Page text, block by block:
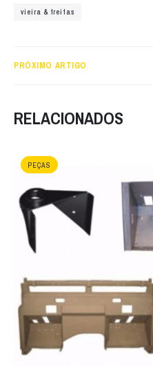
vieira & freitas
PRÓXIMO ARTIGO
RELACIONADOS
PEÇAS